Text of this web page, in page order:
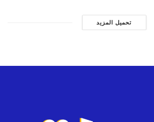
تحميل المزيد